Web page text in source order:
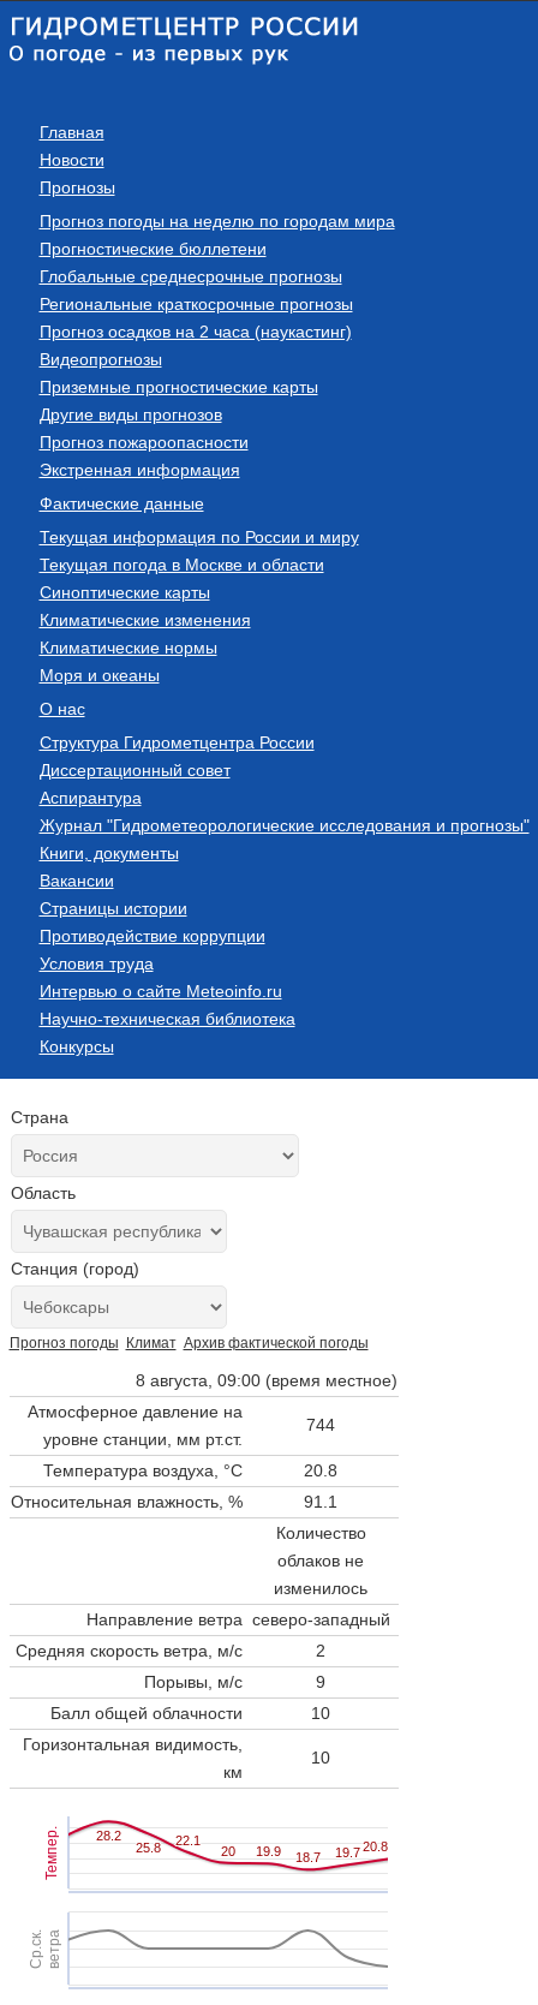
Главная
Новости
Прогнозы
Прогноз погоды на неделю по городам мира
Прогностические бюллетени
Глобальные среднесрочные прогнозы
Региональные краткосрочные прогнозы
Прогноз осадков на 2 часа (наукастинг)
Видеопрогнозы
Приземные прогностические карты
Другие виды прогнозов
Прогноз пожароопасности
Экстренная информация
Фактические данные
Текущая информация по России и миру
Текущая погода в Москве и области
Синоптические карты
Климатические изменения
Климатические нормы
Моря и океаны
О нас
Структура Гидрометцентра России
Диссертационный совет
Аспирантура
Журнал "Гидрометеорологические исследования и прогнозы"
Книги, документы
Вакансии
Страницы истории
Противодействие коррупции
Условия труда
Интервью о сайте Meteoinfo.ru
Научно-техническая библиотека
Конкурсы
Страна
Область
Станция (город)
Прогноз погоды Климат Архив фактической погоды
8 августа, 09:00 (время местное)
Атмосферное давление на
уровне станции, мм рт.ст.
744
Температура воздуха, °C
20.8
Относительная влажность, %
91.1
Количество
облаков не
изменилось
Направление ветра северо-западный
Средняя скорость ветра, м/с
2
Порывы, м/с
9
Балл общей облачности
10
Горизонтальная видимость,
км
10
Темпер.
Ср.ск.ветра
28.2
28.2
25.8
25.8 22.1
22.1
20
20 19.9
19.9 18.7
18.7 19.7
19.7 20.8
20.8